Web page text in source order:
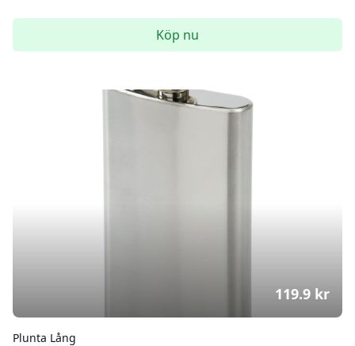
Köp nu
Plunta Lång
119.9 kr